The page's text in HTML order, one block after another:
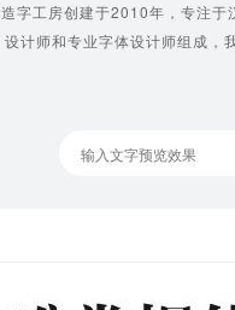
造字工房创建于2010年，专注于
设计师和专业字体设计师组成，